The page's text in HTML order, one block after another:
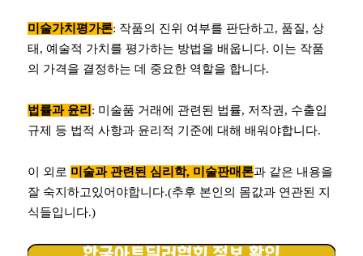
미술가치평가론: 작품의 진위 여부를 판단하고, 품질, 상
태, 예술적 가치를 평가하는 방법을 배웁니다. 이는 작품
의 가격을 결정하는 데 중요한 역할을 합니다.
법률과 윤리: 미술품 거래에 관련된 법률, 저작권, 수출입
규제 등 법적 사항과 윤리적 기준에 대해 배워야합니다.
이 외로 미술과 관련된 심리학, 미술판매론과 같은 내용을
잘 숙지하고있어야합니다.(추후 본인의 몸값과 연관된 지
식들입니다.)